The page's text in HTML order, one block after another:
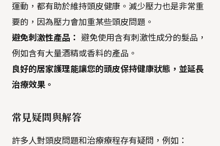
運動，都有助於維持頭皮健康。減少壓力也是非常重
要的，因為壓力會加重某些頭皮問題。
避免刺激性產品：
避免使用含有刺激性成分的髮品，
例如含有大量酒精或香料的產品。
良好的居家護理能讓您的頭皮保持健康狀態，並延長
治療效果。
常見疑問與解答
許多人對頭皮問題和治療療程存有疑問，例如：